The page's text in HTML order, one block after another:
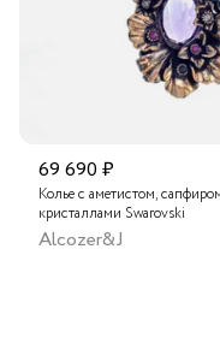
69 690 ₽
Колье с аметистом,
кристаллами Swarovski
Alcozer&J